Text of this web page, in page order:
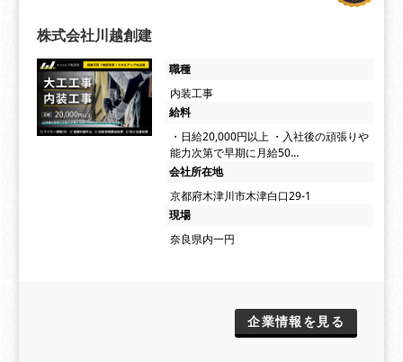
株式会社川越創建
職種
内装工事
給料
・日給20,000円以上 ・入社後の頑張りや
能力次第で早期に月給50…
会社所在地
京都府木津川市木津白口29-1
現場
奈良県内一円
企業情報を見る